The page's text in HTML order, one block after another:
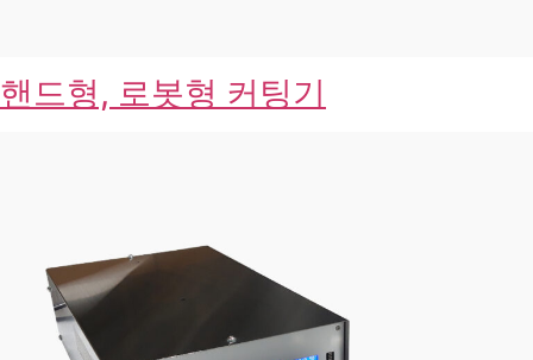
핸드형, 로봇형 커팅기